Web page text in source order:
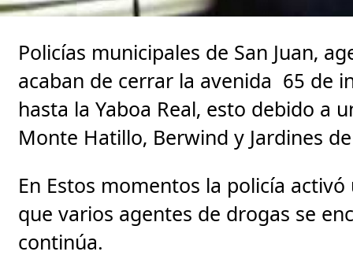
Policías municipales de San Juan,
acaban de cerrar la avenida 65 de
hasta la Yaboa Real, esto debido a
Monte Hatillo, Berwind y Jardines
En Estos momentos la policía
que varios agentes de drogas se
continúa.